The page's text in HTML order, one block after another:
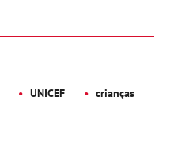
UNICEF
crianças